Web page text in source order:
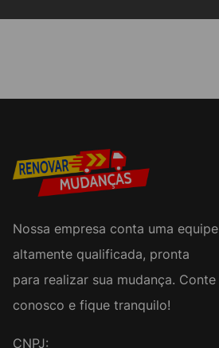
Nossa empresa conta uma equipe
altamente qualificada, pronta
para realizar sua mudança. Conte
conosco e fique tranquilo!
CNPJ: